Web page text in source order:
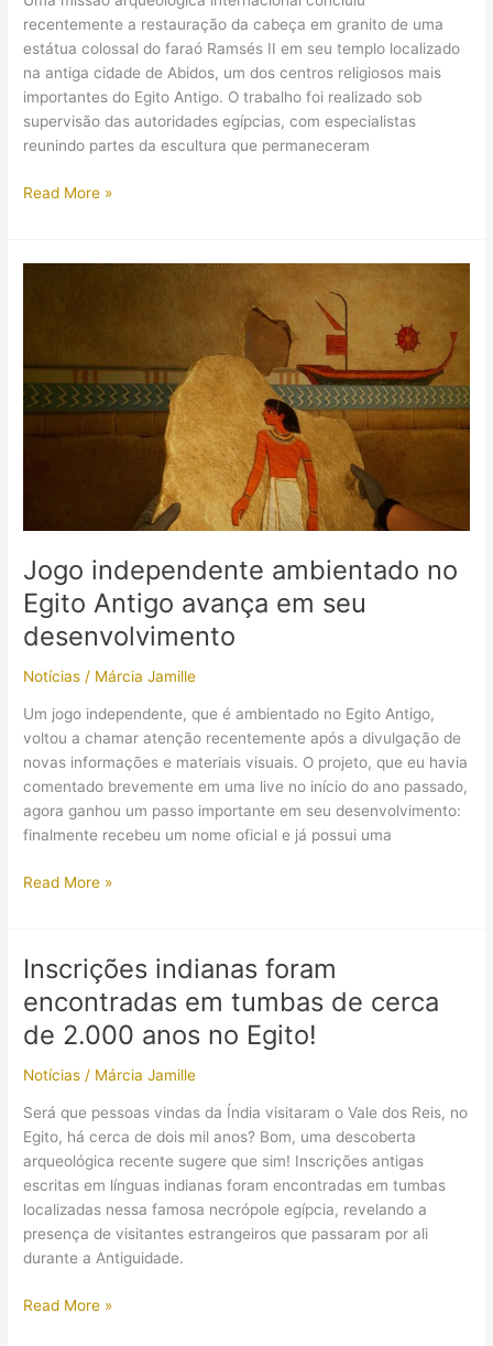
filho
recentemente a restauração da cabeça em granito de uma
estátua colossal do faraó Ramsés II em seu templo localizado
na antiga cidade de Abidos, um dos centros religiosos mais
importantes do Egito Antigo. O trabalho foi realizado sob
supervisão das autoridades egípcias, com especialistas
reunindo partes da escultura que permaneceram
Um
de
restauração
da
estátua
Read More »
Jogo independente ambientado no
Egito Antigo avança em seu
desenvolvimento
Notícias / Márcia Jamille
Um jogo independente, que é ambientado no Egito Antigo,
voltou a chamar atenção recentemente após a divulgação de
novas informações e materiais visuais. O projeto, que eu havia
comentado brevemente em uma live no início do ano passado,
agora ganhou um passo importante em seu desenvolvimento:
finalmente recebeu um nome oficial e já possui uma
Jogo
Egito
Antigo
avança
em
seu
Read More »
Inscrições indianas foram
encontradas em tumbas de cerca
de 2.000 anos no Egito!
Notícias / Márcia Jamille
Será que pessoas vindas da Índia visitaram o Vale dos Reis, no
Egito, há cerca de dois mil anos? Bom, uma descoberta
arqueológica recente sugere que sim! Inscrições antigas
escritas em línguas indianas foram encontradas em tumbas
localizadas nessa famosa necrópole egípcia, revelando a
presença de visitantes estrangeiros que passaram por ali
durante a Antiguidade.
Inscrições
Read More »